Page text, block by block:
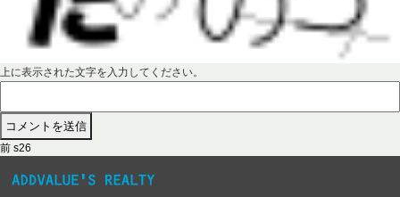
上に表示された文字を入力してください。
投
稿
前 前
投
s26